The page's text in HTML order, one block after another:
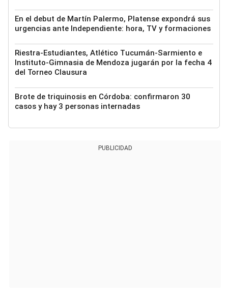
En el debut de Martín Palermo, Platense expondrá sus
urgencias ante Independiente: hora, TV y formaciones
Riestra-Estudiantes, Atlético Tucumán-Sarmiento e
Instituto-Gimnasia de Mendoza jugarán por la fecha 4
del Torneo Clausura
Brote de triquinosis en Córdoba: confirmaron 30
casos y hay 3 personas internadas
PUBLICIDAD